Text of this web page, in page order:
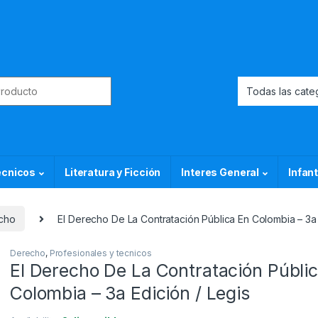
Literatura y Ficción Interes General
El Derecho De La Contratación Pública En Colombia –
Derecho, Profesionales y tecnicos
El Derecho De La Contratación
Colombia – 3a Edición / Legis